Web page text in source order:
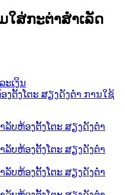
ໃສ່ກະຕ່າສຳເລັດ
ະເງິນ